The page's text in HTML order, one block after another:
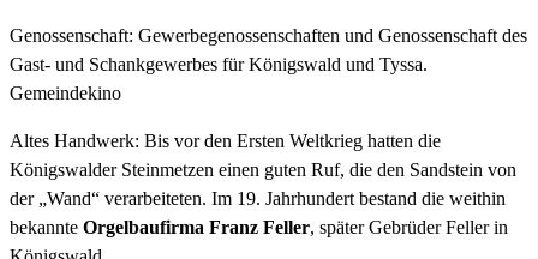
Genossenschaft: Gewerbegenossenschaften und Genossenschaft des
Gast- und Schankgewerbes für Königswald und Tyssa.
Gemeindekino
Altes Handwerk: Bis vor den Ersten Weltkrieg hatten die
Königswalder Steinmetzen einen guten Ruf, die den Sandstein von
der „Wand“ verarbeiteten. Im 19. Jahrhundert bestand die weithin
bekannte Orgelbaufirma Franz Feller, später Gebrüder Feller in